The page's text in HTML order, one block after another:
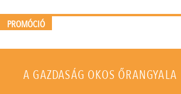
PROMÓCIÓ
A GAZDASÁG OKOS ŐRANGYALA